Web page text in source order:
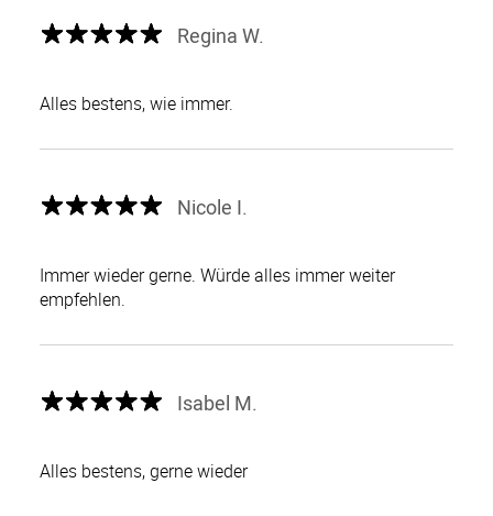
Regina W.
Alles bestens, wie immer.
Nicole I.
Immer wieder gerne. Würde alles immer weiter
empfehlen.
Isabel M.
Alles bestens, gerne wieder